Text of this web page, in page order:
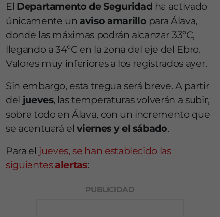
El Departamento de Seguridad ha activado
únicamente un aviso amarillo para Álava,
donde las máximas podrán alcanzar 33ºC,
llegando a 34ºC en la zona del eje del Ebro.
Valores muy inferiores a los registrados ayer.
Sin embargo, esta tregua será breve. A partir
del jueves, las temperaturas volverán a subir,
sobre todo en Álava, con un incremento que
se acentuará elviernes y el sábado.
Para el jueves, se han establecido las
siguientes alertas:
PUBLICIDAD